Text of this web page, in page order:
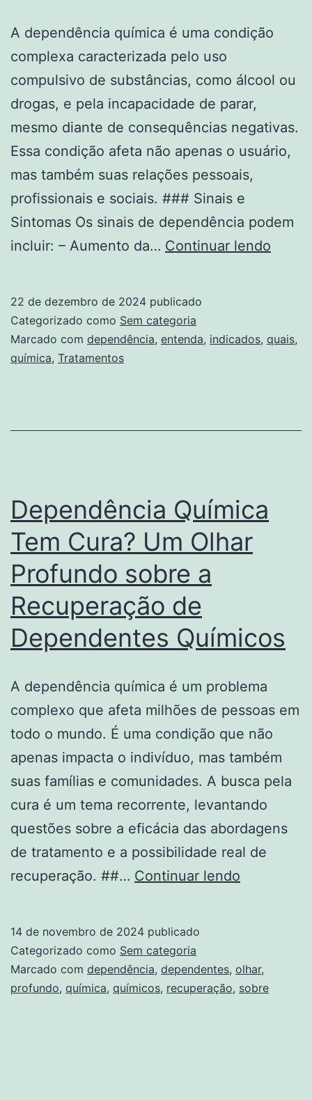
A dependência química é uma condição
complexa caracterizada pelo uso
compulsivo de substâncias, como álcool ou
drogas, e pela incapacidade de parar,
mesmo diante de consequências negativas.
Essa condição afeta não apenas o usuário,
mas também suas relações pessoais,
profissionais e sociais. ### Sinais e
Sintomas Os sinais de dependência podem
incluir: – Aumento da… Continuar lendo
a
quais
22 de dezembro de 2024 publicado
Categorizado como Sem categoria
Marcado com dependência, entenda, indicados, quais,
química, Tratamentos
Dependência Química
Tem Cura? Um Olhar
Profundo sobre a
Recuperação de
Dependentes Químicos
A dependência química é um problema
complexo que afeta milhões de pessoas em
todo o mundo. É uma condição que não
apenas impacta o indivíduo, mas também
suas famílias e comunidades. A busca pela
cura é um tema recorrente, levantando
questões sobre a eficácia das abordagens
de tratamento e a possibilidade real de
recuperação. ##… Continuar lendo
Um
Olhar
14 de novembro de 2024 publicado
Categorizado como Sem categoria
Marcado com dependência, dependentes, olhar,
profundo, química, químicos, recuperação, sobre